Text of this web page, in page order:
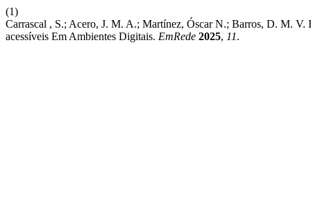
(1)
Carrascal , S.; Acero, J. M. A.; Martínez, Óscar N.; Barros, D. M. V.
acessíveis Em Ambientes Digitais. EmRede 2025, 11.